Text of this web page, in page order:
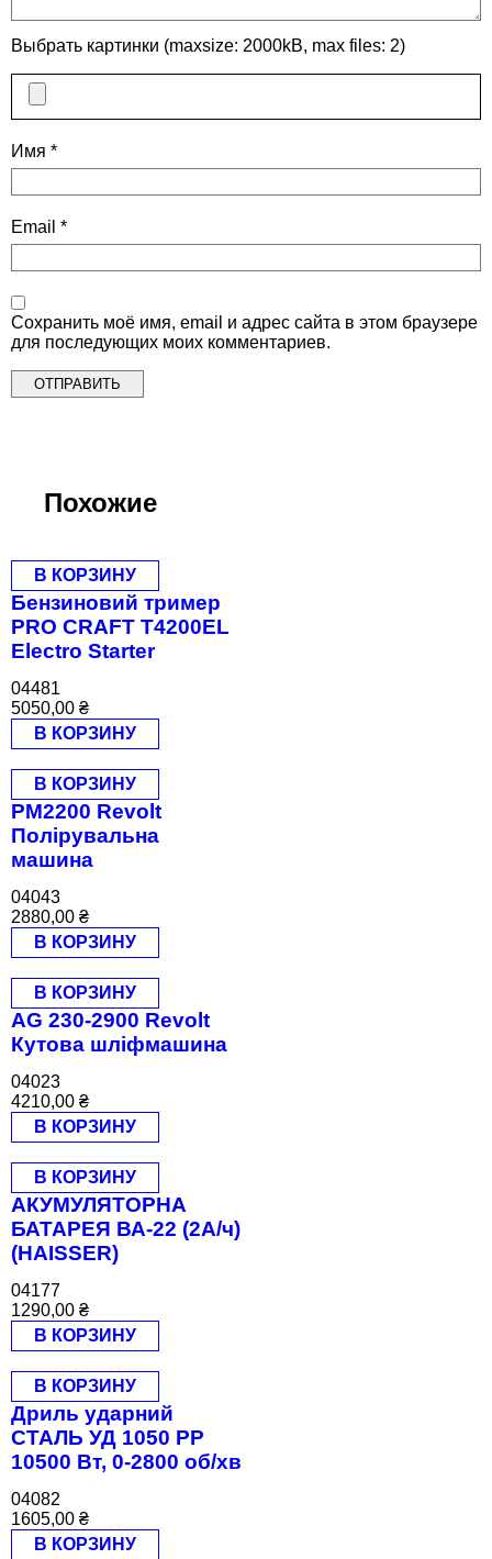
Выбрать картинки (maxsize: 2000kB, max files: 2)
Имя *
Email *
Сохранить моё имя, email и адрес сайта в этом браузере
для последующих моих комментариев.
Похожие
В КОРЗИНУ
Бензиновий тример
PRO СRAFT T4200EL
Electro Starter
04481
5050,00 ₴
В КОРЗИНУ
В КОРЗИНУ
PM2200 Revolt
Полірувальна
машина
04043
2880,00 ₴
В КОРЗИНУ
В КОРЗИНУ
AG 230-2900 Revolt
Кутова шліфмашина
04023
4210,00 ₴
В КОРЗИНУ
В КОРЗИНУ
АКУМУЛЯТОРНА
БАТАРЕЯ ВА-22 (2А/ч)
(HAISSER)
04177
1290,00 ₴
В КОРЗИНУ
В КОРЗИНУ
Дриль ударний
СТАЛЬ УД 1050 РР
10500 Вт, 0-2800 об/хв
04082
1605,00 ₴
В КОРЗИНУ